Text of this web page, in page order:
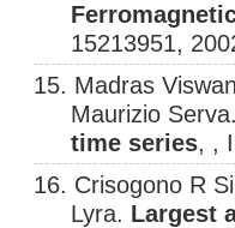
15213951,
15. Madras
Maurizio
time series, ,
16. Crisogono R
Lyra. Largest